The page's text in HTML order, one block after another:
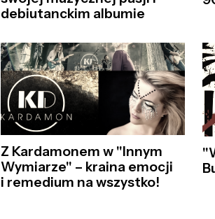
debiutanckim albumie
Z Kardamonem w "Innym
Wymiarze" – kraina emocji
i remedium na wszystko!